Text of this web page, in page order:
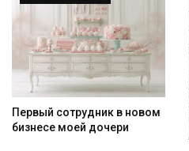
Первый сотрудник в новом
бизнесе моей дочери